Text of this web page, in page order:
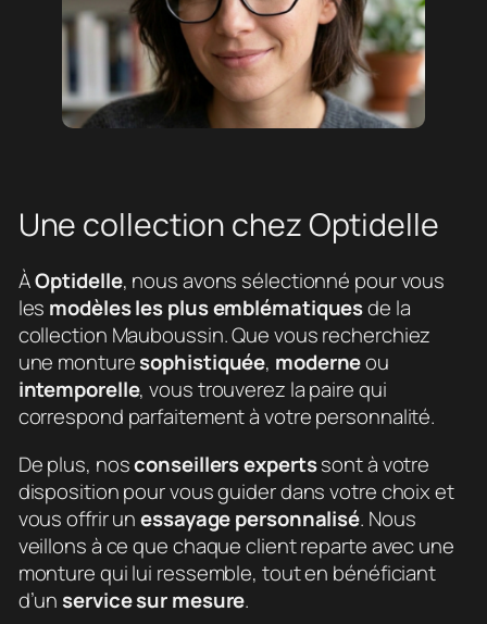
Une collection chez Optidelle
ÀOptidelle, nous avons sélectionné pour vous
les modèles les plus emblématiquesde la
collection Mauboussin. Que vous recherchiez
une monturesophistiquée, moderneou
intemporelle, vous trouverez la paire qui
correspond parfaitement à votre personnalité.
De plus, nosconseillers expertssont à votre
disposition pour vous guider dans votre choix et
vous offrir unessayage personnalisé. Nous
veillons à ce que chaque client reparte avec une
monture qui lui ressemble, tout en bénéficiant
d’un service sur mesure.